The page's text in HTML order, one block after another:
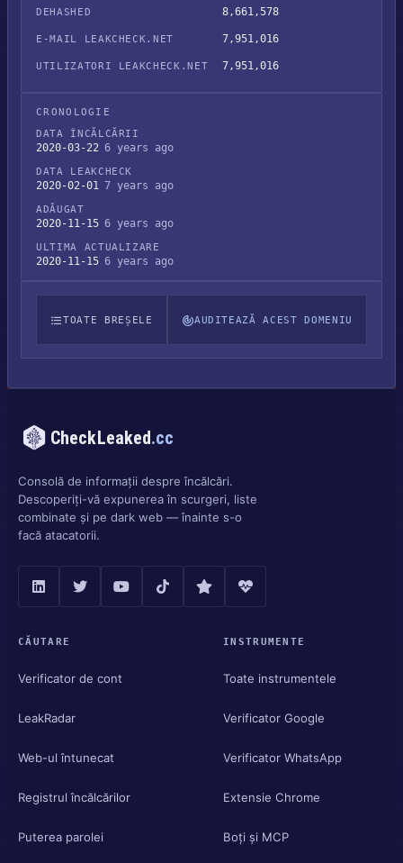
DEHASHED 8,661,578
E-MAIL LEAKCHECK.NET 7,951,016
UTILIZATORI LEAKCHECK.NET 7,951,016
CRONOLOGIE
DATA ÎNCĂLCĂRII
2020-03-22 6 years ago
DATA LEAKCHECK
2020-02-01 7 years ago
ADĂUGAT
2020-11-15 6 years ago
ULTIMA ACTUALIZARE
2020-11-15 6 years ago
TOATE BREȘELE AUDITEAZĂ ACEST DOMENIU
CheckLeaked.cc
Consolă de informații despre încălcări.
Descoperiți-vă expunerea în scurgeri, liste
combinate și pe dark web — înainte s-o
facă atacatorii.
CĂUTARE
Verificator de cont
LeakRadar
Web-ul întunecat
Registrul încălcărilor
Puterea parolei
INSTRUMENTE
Toate instrumentele
Verificator Google
Verificator WhatsApp
Extensie Chrome
Boți și MCP